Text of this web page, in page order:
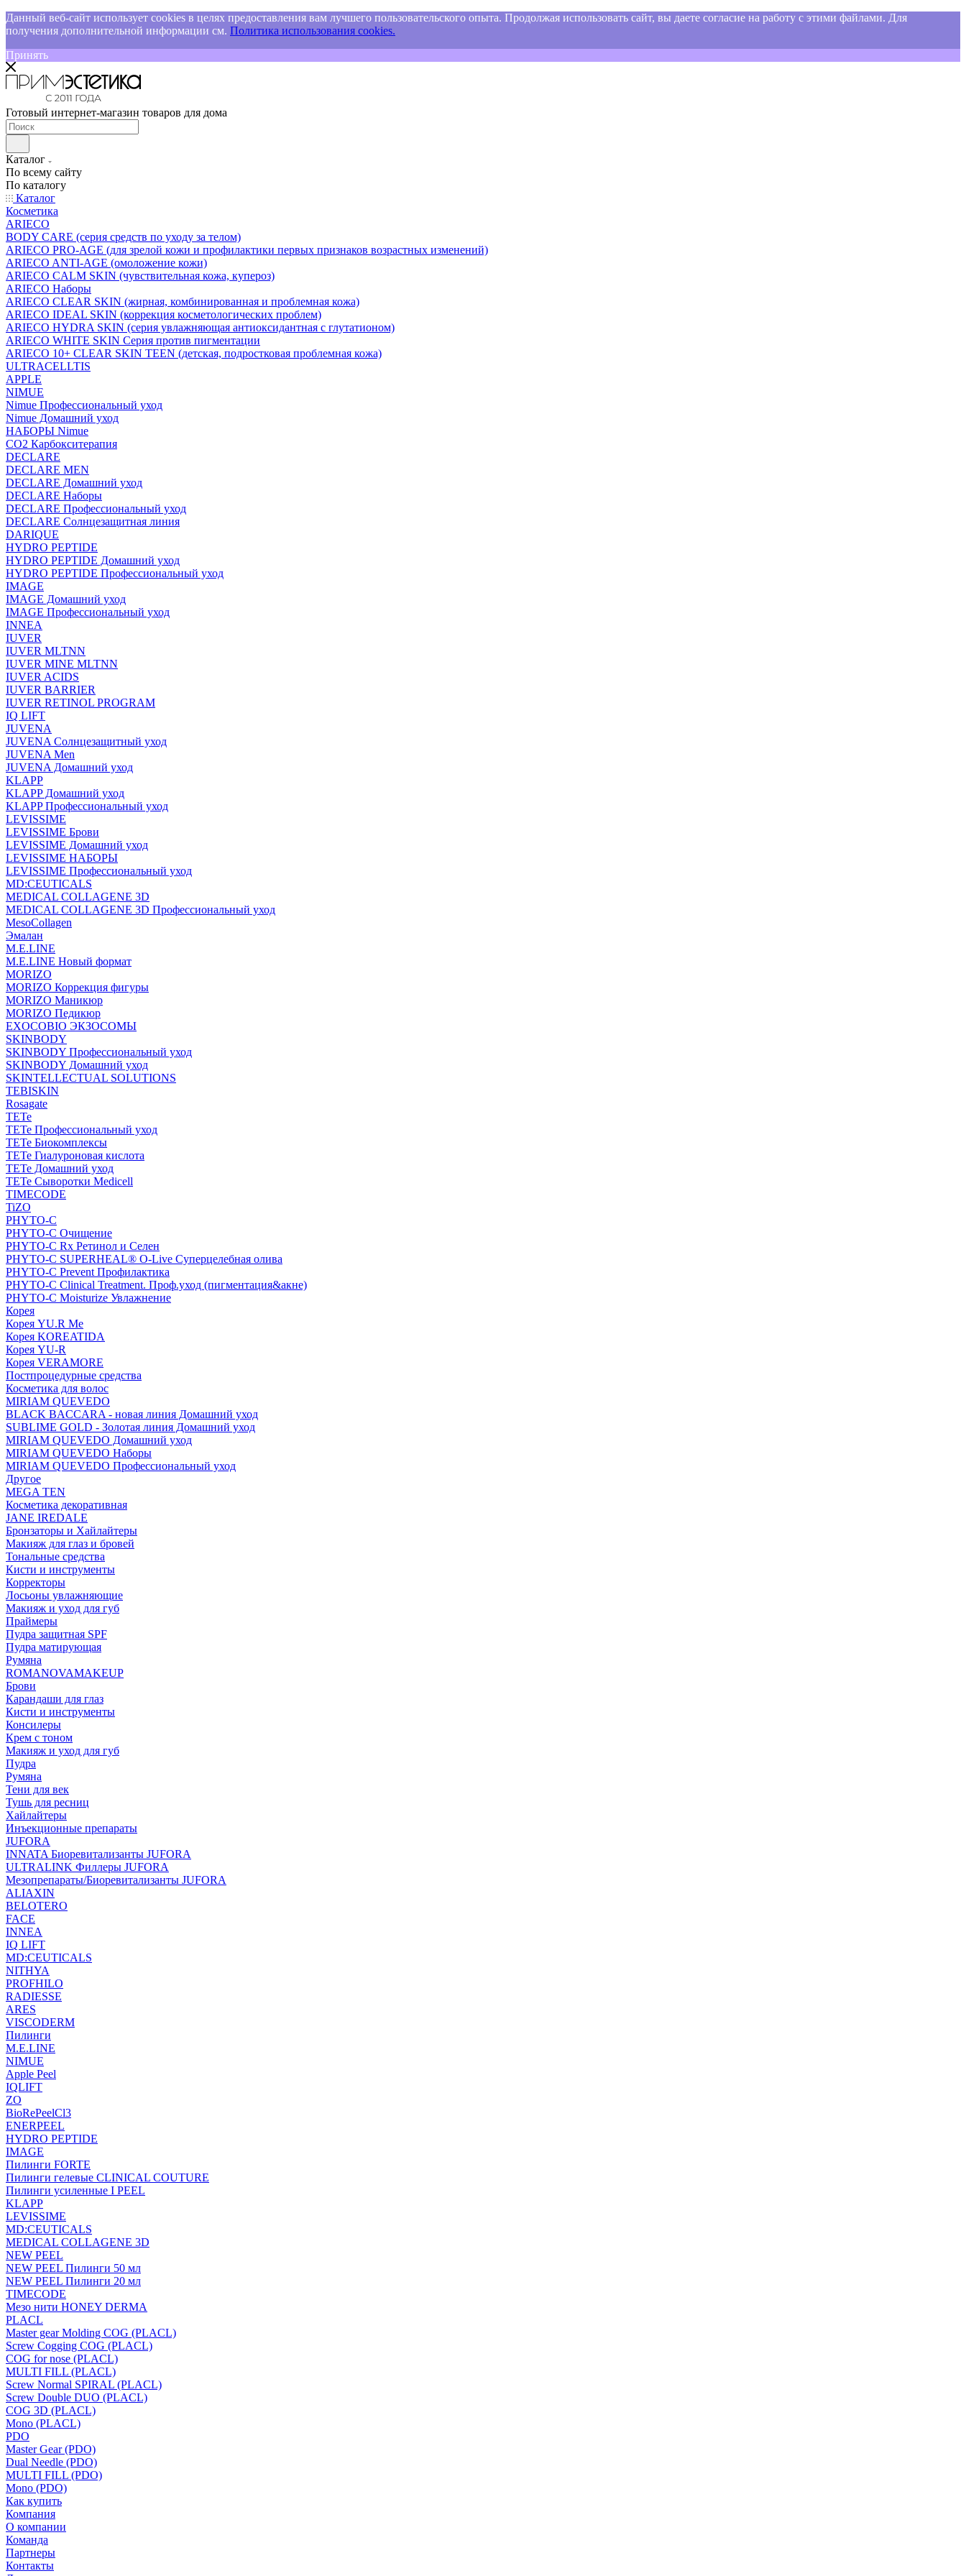
Данный веб-сайт использует cookies в целях предоставления вам лучшего пользовательского опыта. Продолжая использовать сайт, вы даете согласие на работу с этими файлами. Для
получения дополнительной информации см. Политика использования cookies.
Принять
Готовый интернет-магазин товаров для дома
Каталог
По всему сайту
По каталогу
Каталог
Косметика
ARIECO
BODY CARE (серия средств по уходу за телом)
ARIECO PRO-AGE (для зрелой кожи и профилактики первых признаков возрастных изменений)
ARIECO ANTI-AGE (омоложение кожи)
ARIECO CALM SKIN (чувствительная кожа, купероз)
ARIECO Наборы
ARIECO CLEAR SKIN (жирная, комбинированная и проблемная кожа)
ARIECO IDEAL SKIN (коррекция косметологических проблем)
ARIECO HYDRA SKIN (серия увлажняющая антиоксидантная с глутатионом)
ARIECO WHITE SKIN Серия против пигментации
ARIECO 10+ CLEAR SKIN TEEN (детская, подростковая проблемная кожа)
ULTRACELLTIS
APPLE
NIMUE
Nimue Профессиональный уход
Nimue Домашний уход
НАБОРЫ Nimue
CO2 Карбокситерапия
DECLARE
DECLARE MEN
DECLARE Домашний уход
DECLARE Наборы
DECLARE Профессиональный уход
DECLARE Солнцезащитная линия
DARIQUE
HYDRO PEPTIDE
HYDRO PEPTIDE Домашний уход
HYDRO PEPTIDE Профессиональный уход
IMAGE
IMAGE Домашний уход
IMAGE Профессиональный уход
INNEA
IUVER
IUVER MLTNN
IUVER MINE MLTNN
IUVER ACIDS
IUVER BARRIER
IUVER RETINOL PROGRAM
IQ LIFT
JUVENA
JUVENA Солнцезащитный уход
JUVENA Men
JUVENA Домашний уход
KLAPP
KLAPP Домашний уход
KLAPP Профессиональный уход
LEVISSIME
LEVISSIME Брови
LEVISSIME Домашний уход
LEVISSIME НАБОРЫ
LEVISSIME Профессиональный уход
MD:CEUTICALS
MEDICAL COLLAGENE 3D
MEDICAL COLLAGENE 3D Профессиональный уход
MesoCollagen
Эмалан
M.E.LINE
M.E.LINE Новый формат
MORIZO
MORIZO Коррекция фигуры
MORIZO Маникюр
MORIZO Педикюр
EXOCOBIO ЭКЗОСОМЫ
SKINBODY
SKINBODY Профессиональный уход
SKINBODY Домашний уход
SKINTELLECTUAL SOLUTIONS
TEBISKIN
Rosagate
TETe
TETe Профессиональный уход
TETe Биокомплексы
TETe Гиалуроновая кислота
TETe Домашний уход
TETe Сыворотки Medicell
TIMECODE
TiZO
PHYTO-C
PHYTO-C Очищение
PHYTO-C Rx Ретинол и Селен
PHYTO-C SUPERHEAL® O-Live Суперцелебная олива
PHYTO-C Prevent Профилактика
PHYTO-C Clinical Treatment. Проф.уход (пигментация&акне)
PHYTO-C Moisturize Увлажнение
Корея
Корея YU.R Me
Корея KOREATIDA
Корея YU-R
Корея VERAMORE
Постпроцедурные средства
Косметика для волос
MIRIAM QUEVEDO
BLACK BACCARA - новая линия Домашний уход
SUBLIME GOLD - Золотая линия Домашний уход
MIRIAM QUEVEDO Домашний уход
MIRIAM QUEVEDO Наборы
MIRIAM QUEVEDO Профессиональный уход
Другое
MEGA TEN
Косметика декоративная
JANE IREDALE
Бронзаторы и Хайлайтеры
Макияж для глаз и бровей
Тональные средства
Кисти и инструменты
Корректоры
Лосьоны увлажняющие
Макияж и уход для губ
Праймеры
Пудра защитная SPF
Пудра матирующая
Румяна
ROMANOVAMAKEUP
Брови
Карандаши для глаз
Кисти и инструменты
Консилеры
Крем с тоном
Макияж и уход для губ
Пудра
Румяна
Тени для век
Тушь для ресниц
Хайлайтеры
Инъекционные препараты
JUFORA
INNATA Биоревитализанты JUFORA
ULTRALINK Филлеры JUFORA
Мезопрепараты/Биоревитализанты JUFORA
ALIAXIN
BELOTERO
FACE
INNEA
IQ LIFT
MD:CEUTICALS
NITHYA
PROFHILO
RADIESSE
ARES
VISCODERM
Пилинги
M.E.LINE
NIMUE
Apple Peel
IQLIFT
ZO
BioRePeelCl3
ENERPEEL
HYDRO PEPTIDE
IMAGE
Пилинги FORTE
Пилинги гелевые CLINICAL COUTURE
Пилинги усиленные I PEEL
KLAPP
LEVISSIME
MD:CEUTICALS
MEDICAL COLLAGENE 3D
NEW PEEL
NEW PEEL Пилинги 50 мл
NEW PEEL Пилинги 20 мл
TIMECODE
Мезо нити HONEY DERMA
PLACL
Master gear Molding COG (PLACL)
Screw Cogging COG (PLACL)
COG for nose (PLACL)
MULTI FILL (PLACL)
Screw Normal SPIRAL (PLACL)
Screw Double DUO (PLACL)
COG 3D (PLACL)
Mono (PLACL)
PDO
Master Gear (PDO)
Dual Needle (PDO)
MULTI FILL (PDO)
Mono (PDO)
Как купить
Компания
О компании
Команда
Партнеры
Контакты